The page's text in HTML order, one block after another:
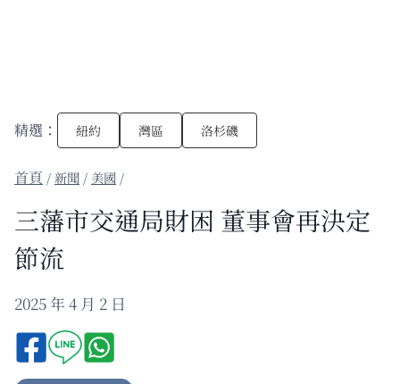
精選： 紐約 灣區 洛杉磯
/新聞 / 美國 /
三藩市交通局財困 董事會再決定
節流
2025 年 4 月 2 日